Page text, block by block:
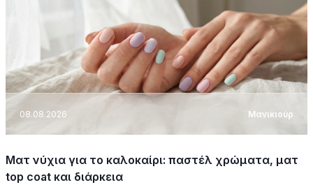
08.08.2026 Μανικιούρ
Ματ νύχια για το καλοκαίρι: παστέλ χρώματα, ματ
top coat και διάρκεια